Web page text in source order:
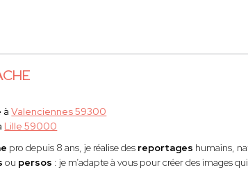
àValenciennes 59300
Lille 59000
pro depuis 8 ans, je réalise des reportages humains,
ou persos : je m’adapte à vous pour créer des images